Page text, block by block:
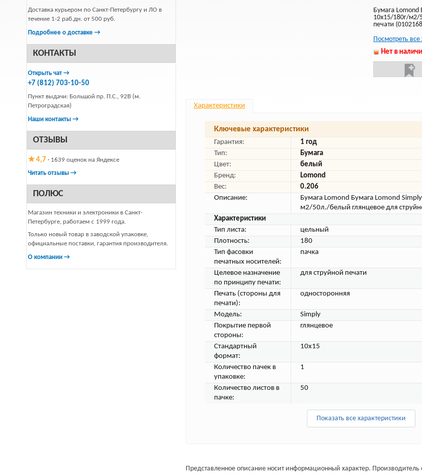
Доставка курьером по Санкт-Петербургу и ЛО в
течение 1-2 раб.дн. от 500 руб.
Подробнее о доставке →
КОНТАКТЫ
Открыть чат →
+7 (812) 703-10-50
Пункт выдачи: Большой пр. П.С., 92В (м.
Петроградская)
Наши контакты →
ОТЗЫВЫ
★ 4,7 · 1639 оценок на Яндексе
Читать отзывы →
ПОЛЮС
Магазин техники и электроники в Санкт-
Петербурге, работаем с 1999 года.
Только новый товар в заводской упаковке,
официальные поставки, гарантия производителя.
О компании →
Бумага Lomond
10x15/180г/м2/
печати
Посмотреть все
Нет в
Характеристики
Ключевые характеристики
Гарантия:
1 год
Тип:
Бумага
Цвет:
белый
Бренд:
Lomond
Вес:
0.206
Описание:
Бумага Lomond Бумага Lomond
м2/50л./белый глянцевое для
Характеристики
Тип листа:
цельный
Плотность:
180
Тип фасовки
печатных носителей:
пачка
Целевое назначение
по принципу печати:
для струйной печати
Печать (стороны для
печати):
односторонняя
Модель:
Simply
Покрытие первой
стороны:
глянцевое
Стандартный
формат:
10x15
Количество пачек в
упаковке:
1
Количество листов в
пачке:
50
Показать все характеристики
Представленное описание носит информационный характер. Производитель